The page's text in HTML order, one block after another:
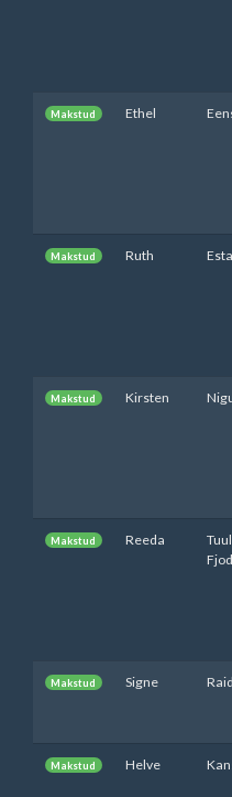
Makstud Ethel
Makstud Ruth Esta
Makstud Kirsten
Makstud Reeda
Makstud Signe
Makstud Helve